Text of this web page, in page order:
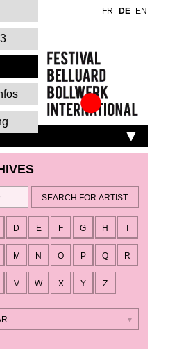
Festival Belluard
International
D E F G H
M N O P Q R
V W X Y Z
FR DE EN